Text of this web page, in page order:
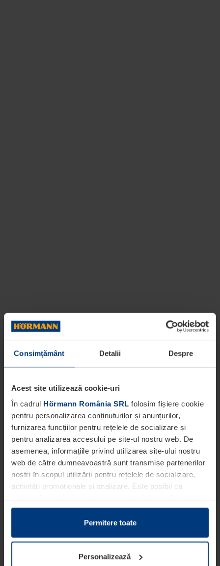
Consimțământ Detalii Despre
Acest site utilizează cookie-uri
În cadrul Hörmann România SRL folosim fișiere cookie
pentru personalizarea conținuturilor și anunțurilor,
furnizarea funcțiilor pentru rețelele de socializare și
pentru analizarea accesului pe site-ul nostru web. De
asemenea, informațiile privind utilizarea site-ului nostru
web de către dumneavoastră sunt transmise partenerilor
noștri în scopul utilizării pentru rețelele de socializare,
activități promoționale și analizare. Este posibil ca
partenerii noștri să sintetizeze aceste informații cu alte
date pe care dumneavoastră le-ați pus la dispoziția
acestora ori care au fost colectate în cadrul utilizării
Din punct de vedere legal, putem stoca fișiere cookie pe
dispozitivul dumneavoastră în cazul în care acestea sunt
Permitere toate
Personalizează